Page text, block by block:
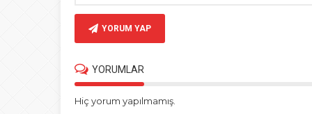
YORUM YAP
YORUMLAR
Hiç yorum yapılmamış.